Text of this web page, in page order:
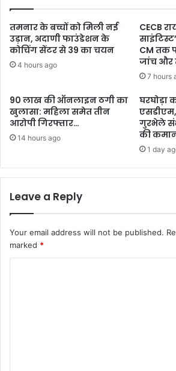
तमनार के बच्चों को मिली नई
उड़ान, अदाणी फाउंडेशन के
कोचिंग सेंटर से 39 का चयन
4 hours ago
CECB
CM तक
जांच और
7 hours
90 लाख की ऑनलाइन ठगी का
खुलासा: महिला समेत तीन
आरोपी गिरफ्तार…
14 hours ago
घरघोड़ा
गुरभेले
की
1 day
Leave a Reply
Your email address will not be published.
marked *